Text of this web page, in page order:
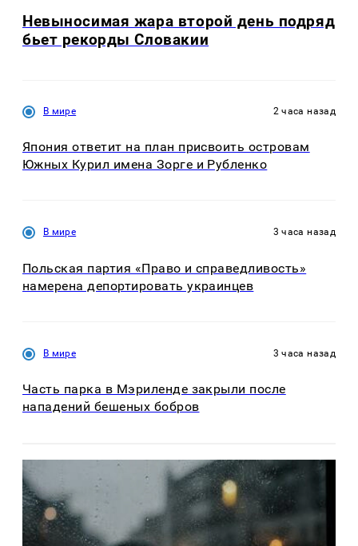
Невыносимая жара второй день подряд
бьет рекорды Словакии
В мире 2 часа назад
Япония ответит на план присвоить островам
Южных Курил имена Зорге и Рубленко
В мире 3 часа назад
Польская партия «Право и справедливость»
намерена депортировать украинцев
В мире 3 часа назад
Часть парка в Мэриленде закрыли после
нападений бешеных бобров